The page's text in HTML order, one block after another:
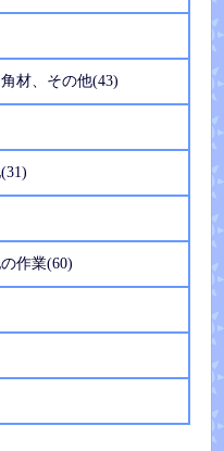
材、その他(43)
作業(60)